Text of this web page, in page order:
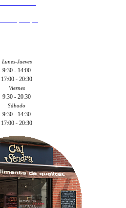
Lunes-Jueves
9:30 - 14:00
17:00 - 20:30
Viernes
9:30 - 20:30
Sábado
9:30 - 14:30
17:00 - 20:30